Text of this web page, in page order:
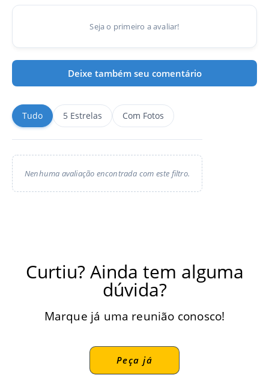
Seja o primeiro a avaliar!
Deixe também seu comentário
Tudo 5 Estrelas Com Fotos
Nenhuma avaliação encontrada com este filtro.
Curtiu? Ainda tem alguma
dúvida?
Marque já uma reunião conosco!
Peça já